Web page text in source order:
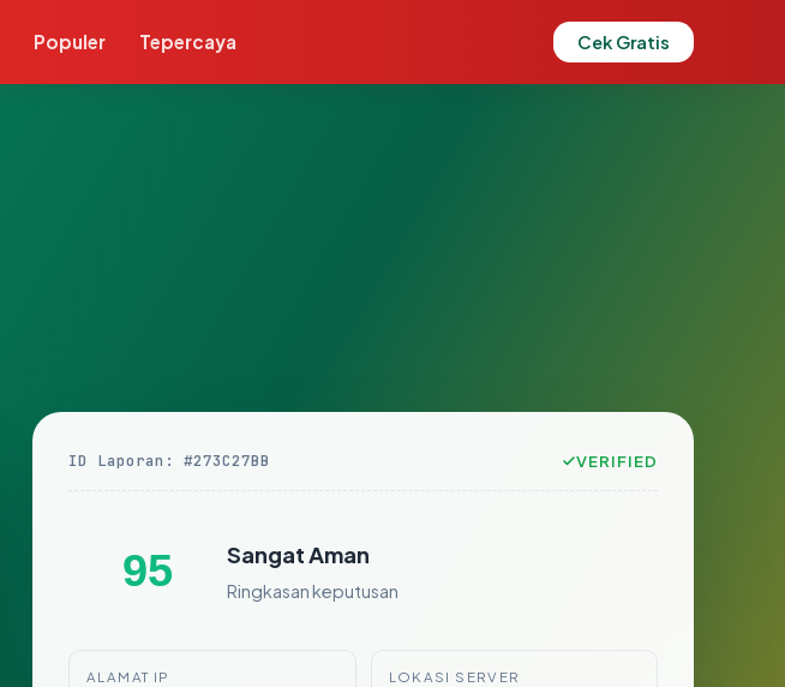
Populer Tepercaya Cek Gratis
ID Laporan: #273C27BB VERIFIED
95 Sangat Aman
Ringkasan keputusan
ALAMAT IP LOKASI SERVER